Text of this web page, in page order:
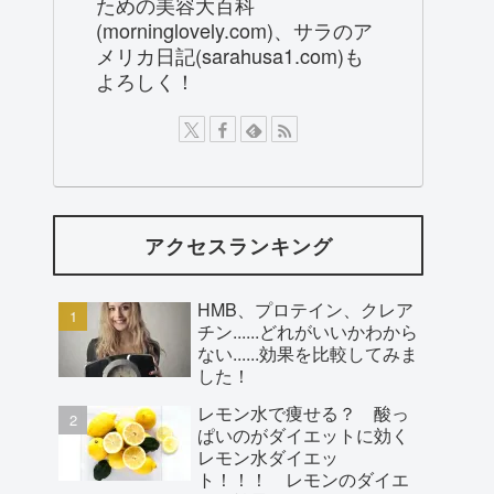
(morninglovely.com)、サラのア
メリカ日記(sarahusa1.com)も
よろしく！
アクセスランキング
HMB、プロテイン、クレア
チン......どれがいいかわから
ない......効果を比較してみま
した！
レモン水で痩せる？ 酸っ
ぱいのがダイエットに効く
レモン水ダイエッ
ト！！！ レモンのダイエ